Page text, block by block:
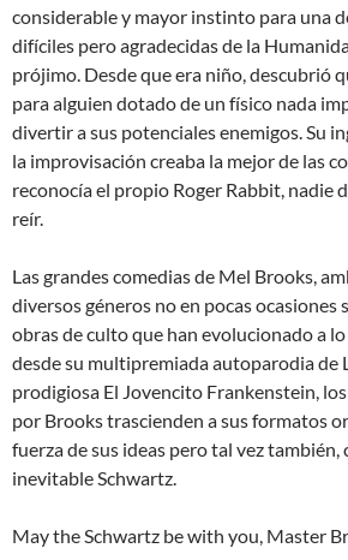
considerable y mayor instinto para una
difíciles pero agradecidas de la
prójimo. Desde que era niño, descubrió
para alguien dotado de un físico nada
divertir a sus potenciales enemigos. Su
la improvisación creaba la mejor de las
reconocía el propio Roger Rabbit, nadie
reír.
Las grandes comedias de Mel Brooks,
diversos géneros no en pocas ocasiones
obras de culto que han evolucionado a
desde su multipremiada autoparodia de
prodigiosa El Jovencito Frankenstein,
por Brooks trascienden a sus formatos
fuerza de sus ideas pero tal vez
inevitable Schwartz.
May the Schwartz be with you, Master